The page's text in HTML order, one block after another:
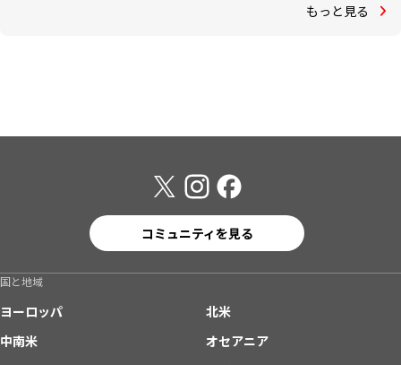
もっと見る
コミュニティを見る
国と地域
ヨーロッパ
北米
中南米
オセアニア